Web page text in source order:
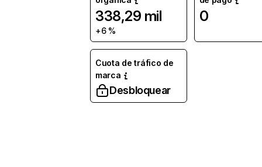
338,29 mil
+6 %
0
Cuota de tráfico de
marca
Desbloquear